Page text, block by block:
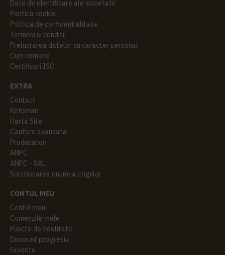
Date de identificare ale societatii
Politica cookie
Politica de confidentialitate
Termeni si conditii
Prelucrarea datelor cu caracter personal
Cum comand
Certificari ISO
EXTRA
Contact
Returnari
Harta Site
Cautare avansata
Producatori
ANPC
ANPC - SAL
Solutionarea online a litigiilor
CONTUL MEU
Contul meu
Comenzile mele
Puncte de fidelitate
Discount progresiv
Favorite